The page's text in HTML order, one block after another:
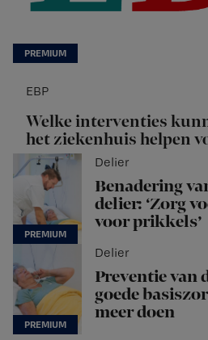
EBP
Welke interventies
het ziekenhuis helpen
Delier
Benadering
delier: ‘Zorg
voor prikkels’
Delier
Preventie van
goede
meer doen